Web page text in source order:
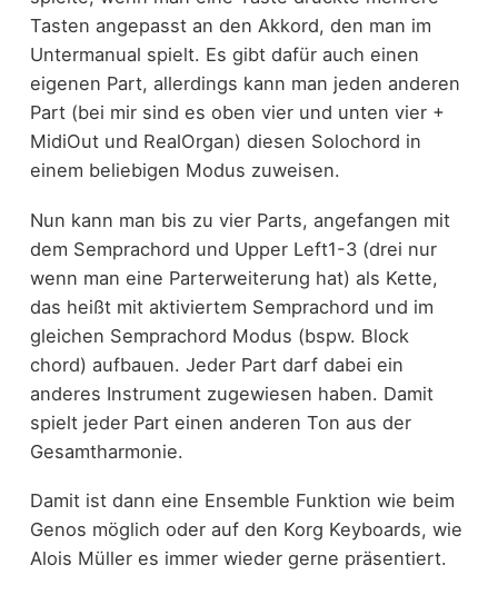
Tasten angepasst an den Akkord, den man im
Untermanual spielt. Es gibt dafür auch einen
eigenen Part, allerdings kann man jeden anderen
Part (bei mir sind es oben vier und unten vier +
MidiOut und RealOrgan) diesen Solochord in
einem beliebigen Modus zuweisen.
Nun kann man bis zu vier Parts, angefangen mit
dem Semprachord und Upper Left1-3 (drei nur
wenn man eine Parterweiterung hat) als Kette,
das heißt mit aktiviertem Semprachord und im
gleichen Semprachord Modus (bspw. Block
chord) aufbauen. Jeder Part darf dabei ein
anderes Instrument zugewiesen haben. Damit
spielt jeder Part einen anderen Ton aus der
Gesamtharmonie.
Damit ist dann eine Ensemble Funktion wie beim
Genos möglich oder auf den Korg Keyboards, wie
Alois Müller es immer wieder gerne präsentiert.